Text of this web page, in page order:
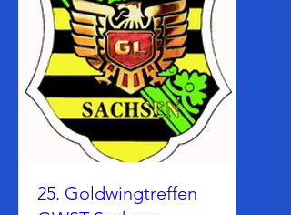
25. Goldwingtreffen